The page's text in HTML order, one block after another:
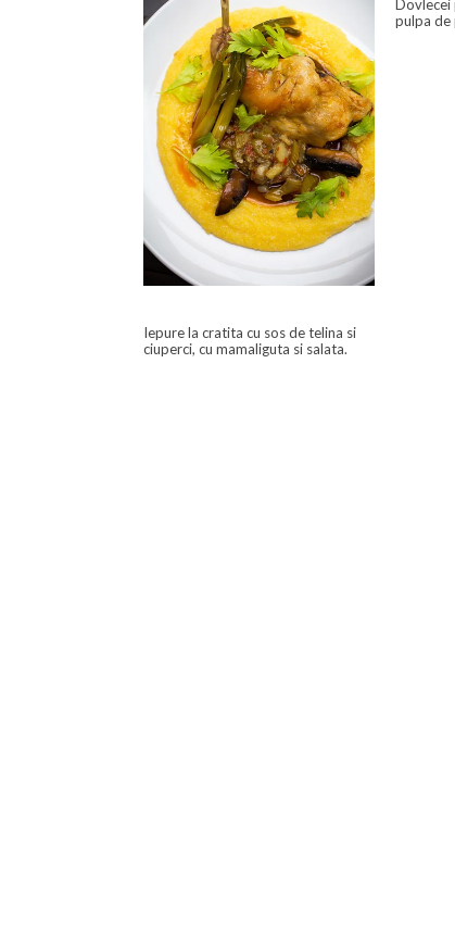
Iepure la cratita cu sos de telina si
ciuperci, cu mamaliguta si salata.
pulpa de